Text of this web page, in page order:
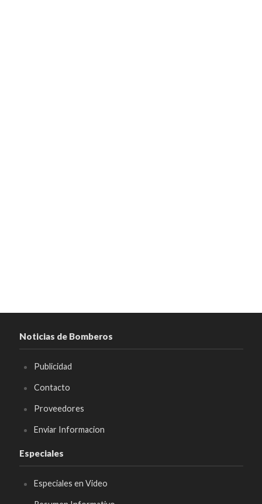
Noticias de Bomberos
Publicidad
Contacto
Proveedores
Enviar Informacion
Especiales
Especiales en Video